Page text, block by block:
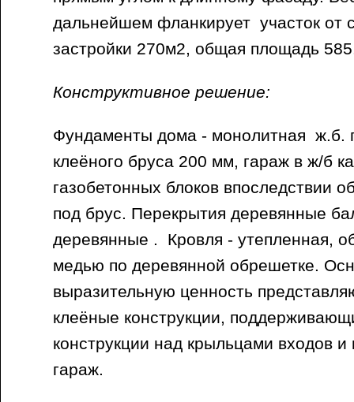
дальнейшем фланкирует участок
застройки 270м2, общая площадь
Конструктивное решение:
Фундаменты дома - монолитная ж.б.
клеёного бруса 200 мм, гараж в ж/б
газобетонных блоков впоследствии
под брус. Перекрытия деревянные
деревянные . Кровля - утепленная,
медью по деревянной обрешетке.
выразительную ценность
клеёные конструкции,
конструкции над крыльцами входов
гараж.